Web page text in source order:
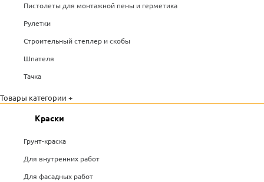
Пистолеты для монтажной пены и герметика
Рулетки
Строительный степлер и скобы
Шпателя
Тачка
Товары категории +
Краски
Грунт-краска
Для внутренних работ
Для фасадных работ